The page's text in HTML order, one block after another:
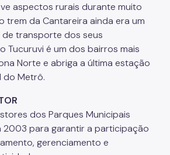
aspectos rurais durante muito
trem da Cantareira ainda era um
transporte dos seus
Tucuruvi é um dos bairros mais
Norte e abriga a última estação
do Metrô.
dos Parques Municipais
2003 para garantir a participação
gerenciamento e